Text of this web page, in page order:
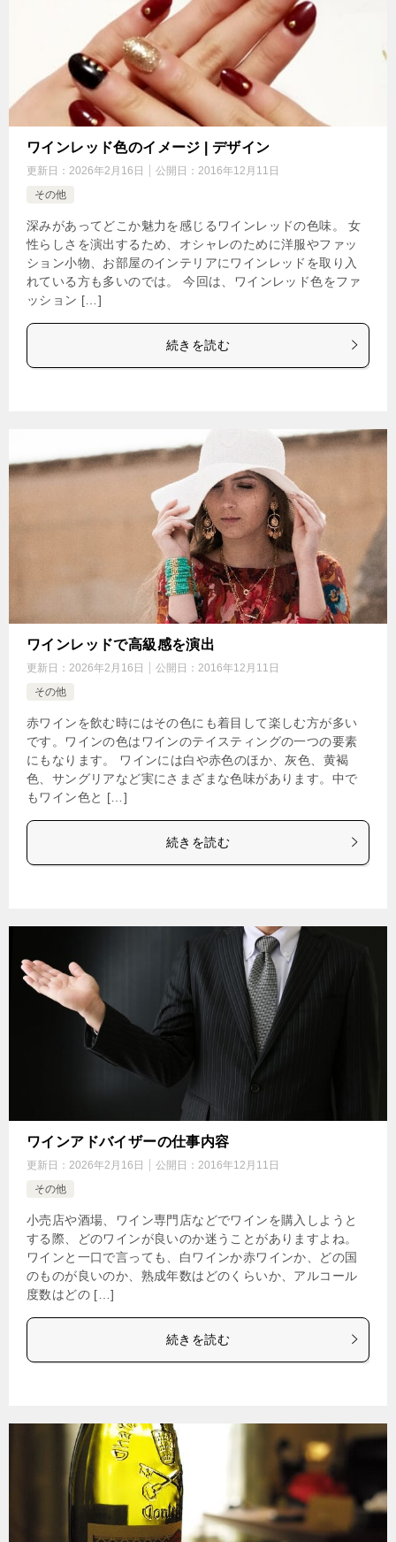
ワインレッド色のイメージ | デザイン
更新日： 2026年2月16日 公開日： 2016年12月11日
その他
深みがあってどこか魅力を感じるワインレッドの色味。 女
性らしさを演出するため、オシャレのために洋服やファッ
ション小物、お部屋のインテリアにワインレッドを取り入
れている方も多いのでは。 今回は、ワインレッド色をファ
ッション […]
続きを読む
ワインレッドで高級感を演出
更新日： 2026年2月16日 公開日： 2016年12月11日
その他
赤ワインを飲む時にはその色にも着目して楽しむ方が多い
です。ワインの色はワインのテイスティングの一つの要素
にもなります。 ワインには白や赤色のほか、灰色、黄褐
色、サングリアなど実にさまざまな色味があります。中で
もワイン色と […]
続きを読む
ワインアドバイザーの仕事内容
更新日： 2026年2月16日 公開日： 2016年12月11日
その他
小売店や酒場、ワイン専門店などでワインを購入しようと
する際、どのワインが良いのか迷うことがありますよね。
ワインと一口で言っても、白ワインか赤ワインか、どの国
のものが良いのか、熟成年数はどのくらいか、アルコール
度数はどの […]
続きを読む